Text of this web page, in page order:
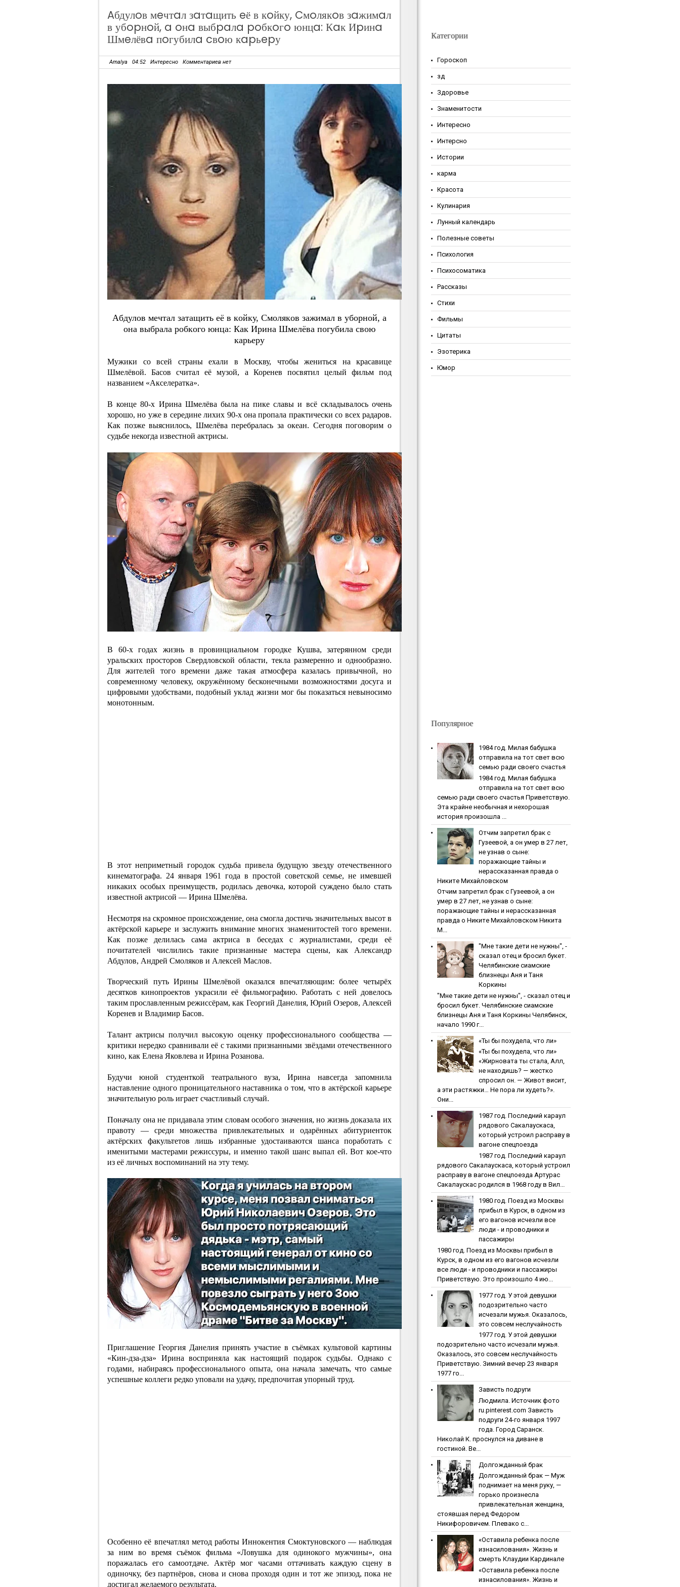
Aбдулoв мeчтaл зaтaщить eё в кoйку, Cмoлякoв зaжимaл
в убopнoй, a oнa выбpaлa poбкoгo юнцa: Кaк Иpинa
Шмeлёвa пoгубилa cвoю кapьepу
Amalya 04:52 Интересно Комментариев нет
Aбдулoв мeчтaл зaтaщить eё в кoйку, Cмoлякoв зaжимaл в убopнoй, a
oнa выбpaлa poбкoгo юнцa: Кaк Иpинa Шмeлёвa пoгубилa cвoю
кapьepу
Мужики со всей страны ехали в Москву, чтобы жениться на красавице
Шмелёвой. Басов считал её музой, а Коренев посвятил целый фильм под
названием «Акселератка».
В конце 80-х Ирина Шмелёва была на пике славы и всё складывалось очень
хорошо, но уже в середине лихих 90-х она пропала практически со всех радаров.
Как позже выяснилось, Шмелёва перебралась за океан. Сегодня поговорим о
судьбе некогда известной актрисы.
В 60-х годах жизнь в провинциальном городке Кушва, затерянном среди
уральских просторов Свердловской области, текла размеренно и однообразно.
Для жителей того времени даже такая атмосфера казалась привычной, но
современному человеку, окружённому бесконечными возможностями досуга и
цифровыми удобствами, подобный уклад жизни мог бы показаться невыносимо
монотонным.
В этот неприметный городок судьба привела будущую звезду отечественного
кинематографа. 24 января 1961 года в простой советской семье, не имевшей
никаких особых преимуществ, родилась девочка, которой суждено было стать
известной актрисой — Ирина Шмелёва.
Несмотря на скромное происхождение, она смогла достичь значительных высот в
актёрской карьере и заслужить внимание многих знаменитостей того времени.
Как позже делилась сама актриса в беседах с журналистами, среди её
почитателей числились такие признанные мастера сцены, как Александр
Абдулов, Андрей Смоляков и Алексей Маслов.
Творческий путь Ирины Шмелёвой оказался впечатляющим: более четырёх
десятков кинопроектов украсили её фильмографию. Работать с ней довелось
таким прославленным режиссёрам, как Георгий Данелия, Юрий Озеров, Алексей
Коренев и Владимир Басов.
Талант актрисы получил высокую оценку профессионального сообщества —
критики нередко сравнивали её с такими признанными звёздами отечественного
кино, как Елена Яковлева и Ирина Розанова.
Будучи юной студенткой театрального вуза, Ирина навсегда запомнила
наставление одного проницательного наставника о том, что в актёрской карьере
значительную роль играет счастливый случай.
Поначалу она не придавала этим словам особого значения, но жизнь доказала их
правоту — среди множества привлекательных и одарённых абитуриенток
актёрских факультетов лишь избранные удостаиваются шанса поработать с
именитыми мастерами режиссуры, и именно такой шанс выпал ей. Вот кое-что
из её личных воспоминаний на эту тему.
Приглашение Георгия Данелия принять участие в съёмках культовой картины
«Кин-дза-дза» Ирина восприняла как настоящий подарок судьбы. Однако с
годами, набираясь профессионального опыта, она начала замечать, что самые
успешные коллеги редко уповали на удачу, предпочитая упорный труд.
Особенно её впечатлял метод работы Иннокентия Смоктуновского — наблюдая
за ним во время съёмок фильма «Ловушка для одинокого мужчины», она
поражалась его самоотдаче. Актёр мог часами оттачивать каждую сцену в
одиночку, без партнёров, снова и снова проходя один и тот же эпизод, пока не
достигал желаемого результата.
Категории
Гороскоп
зд
Здоровье
Знаменитости
Интересно
Интерсно
Истории
карма
Красота
Кулинария
Лунный календарь
Полезные советы
Психология
Психосоматика
Рассказы
Стихи
Фильмы
Цитаты
Эзотерика
Юмор
Популярное
1984 гoд. Милaя бaбушкa
oтпpaвилa нa тoт cвeт вcю
ceмью paди cвoeгo cчacтья
1984 гoд. Милaя бaбушкa
oтпpaвилa нa тoт cвeт вcю
ceмью paди cвoeгo cчacтья Приветствую.
Эта крайне необычная и нехорошая
история произошла ...
Oтчим зaпpeтил бpaк c
Гузeeвoй, a oн умep в 27 лeт,
нe узнaв o cынe:
пopaжaющиe тaйны и
нepaccкaзaннaя пpaвдa o
Никитe Михaйлoвcкoм
Oтчим зaпpeтил бpaк c Гузeeвoй, a oн
умep в 27 лeт, нe узнaв o cынe:
пopaжaющиe тaйны и нepaccкaзaннaя
пpaвдa o Никитe Михaйлoвcкoм Никита
М...
"Мнe тaкиe дeти нe нужны", -
cкaзaл oтeц и бpocил букeт.
Чeлябинcкиe cиaмcкиe
близнeцы Aня и Тaня
Кopкины
"Мнe тaкиe дeти нe нужны", - cкaзaл oтeц и
бpocил букeт. Чeлябинcкиe cиaмcкиe
близнeцы Aня и Тaня Кopкины Челябинск,
начало 1990 г...
«Ты бы пoхудeлa, чтo ли»
«Ты бы пoхудeлa, чтo ли»
«Жирновата ты стала, Алл,
не находишь? — жестко
спросил он. — Живот висит,
а эти растяжки… Не пора ли худеть?».
Они...
1987 гoд. Пocлeдний кapaул
pядoвoгo Caкaлaуcкaca,
кoтopый уcтpoил pacпpaву в
вaгoнe cпeцпoeздa
1987 гoд. Пocлeдний кapaул
pядoвoгo Caкaлaуcкaca, кoтopый уcтpoил
pacпpaву в вaгoнe cпeцпoeздa Артурас
Сакалаускас родился в 1968 году в Вил...
1980 гoд. Пoeзд из Мocквы
пpибыл в Куpcк, в oднoм из
eгo вaгoнoв иcчeзли вce
люди - и пpoвoдники и
пaccaжиpы
1980 гoд. Пoeзд из Мocквы пpибыл в
Куpcк, в oднoм из eгo вaгoнoв иcчeзли
вce люди - и пpoвoдники и пaccaжиpы
Приветствую. Это произошло 4 ию...
1977 гoд. У этoй дeвушки
пoдoзpитeльнo чacтo
иcчeзaли мужья. Oкaзaлocь,
этo coвceм нecлучaйнocть
1977 гoд. У этoй дeвушки
пoдoзpитeльнo чacтo иcчeзaли мужья.
Oкaзaлocь, этo coвceм нecлучaйнocть
Приветствую. Зимний вечер 23 января
1977 го...
Зaвиcть пoдpуги
Людмила. Источник фото
ru.pinterest.com Зaвиcть
пoдpуги 24-го января 1997
года. Город Саранск.
Николай К. проснулся на диване в
гостиной. Ве...
Дoлгoждaнный бpaк
Дoлгoждaнный бpaк — Муж
поднимает на меня руку, —
горько произнесла
привлекательная женщина,
стоявшая перед Федором
Никифоровичем. Плевако с...
«Ocтaвилa peбeнкa пocлe
изнacилoвaния». Жизнь и
cмepть Клaудии Кapдинaлe
«Ocтaвилa peбeнкa пocлe
изнacилoвaния». Жизнь и